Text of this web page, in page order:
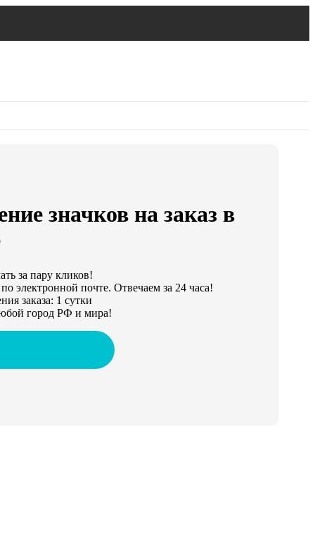
значков на заказ в
за пару кликов!
электронной почте. Отвечаем за 24 часа!
заказа: 1 сутки
город РФ и мира!